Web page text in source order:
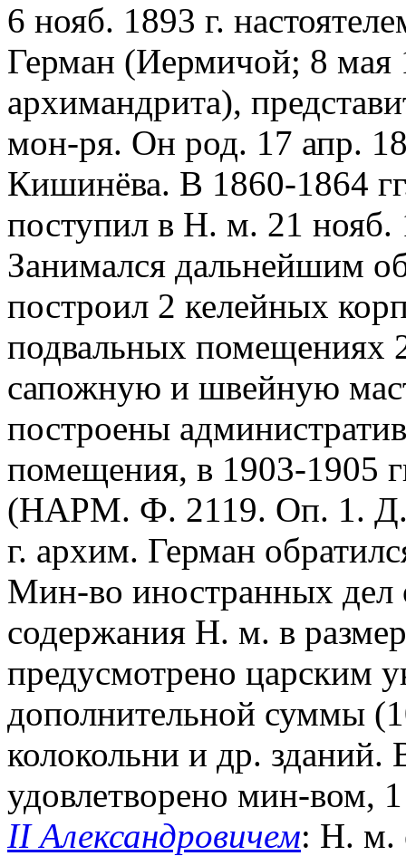
6 нояб. 1893 г.
Герман (Иермичой; 8 мая
архимандрита),
мон-ря. Он род. 17 апр.
Кишинёва. В 1860-1864
поступил в Н. м. 21 нояб.
Занимался дальнейшим
построил 2 келейных
подвальных помещениях
сапожную и швейную
построены
помещения, в 1903-1905
(НАРМ. Ф. 2119. Оп. 1. Д.
г. архим. Герман
Мин-во иностранных дел
содержания Н. м. в
предусмотрено царским
дополнительной суммы
колокольни и др.
удовлетворено мин-вом,
II Александровичем: Н. м.